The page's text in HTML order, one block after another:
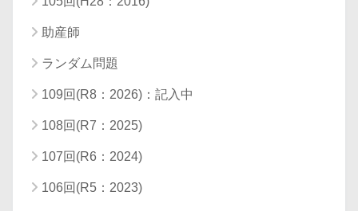
助産師
ランダム問題
109回(R8：2026)：記入中
108回(R7：2025)
107回(R6：2024)
106回(R5：2023)